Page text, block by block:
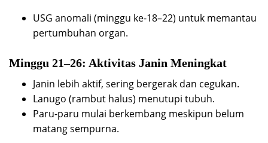
USG anomali (minggu ke-18–22) untuk memantau
pertumbuhan organ.
Minggu 21–26: Aktivitas Janin Meningkat
Janin lebih aktif, sering bergerak dan cegukan.
Lanugo (rambut halus) menutupi tubuh.
Paru-paru mulai berkembang meskipun belum
matang sempurna.